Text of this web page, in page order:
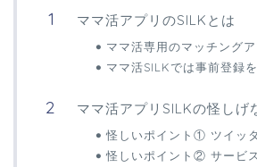
ママ活アプリのSILKとは
ママ活専用のマッチング
ママ活SILKでは事前登録
ママ活アプリSILKの怪しげ
怪しいポイント① ツイッ
怪しいポイント② サービ